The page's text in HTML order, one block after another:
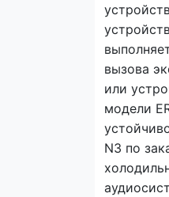
вызова
или
модели
N3 по